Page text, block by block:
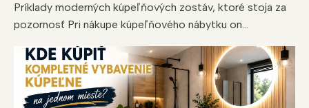
Príklady moderných kúpeľňových zostáv, ktoré stoja za
pozornosť Pri nákupe kúpeľňového nábytku on...